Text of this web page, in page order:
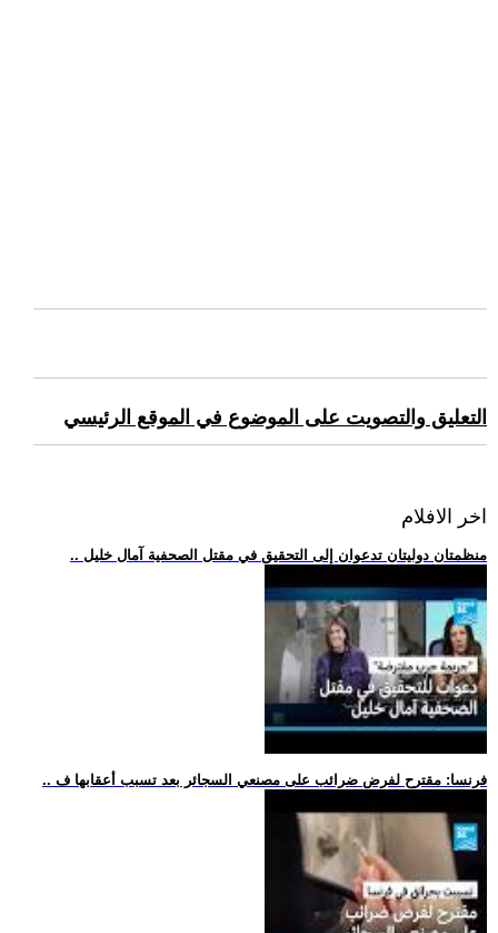
التعليق والتصويت على الموضوع في الموقع الرئيسي
اخر الافلام
.. منظمتان دوليتان تدعوان إلى التحقيق في مقتل الصحفية آمال خليل
.. فرنسا: مقترح لفرض ضرائب على مصنعي السجائر بعد تسبب أعقابها ف